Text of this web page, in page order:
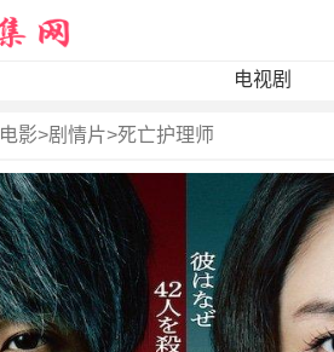
电视剧
电影>剧情片>死亡护理师